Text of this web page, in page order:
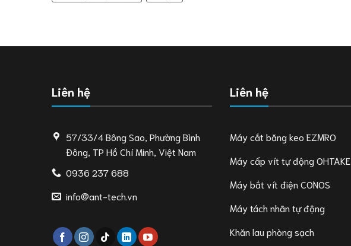
Liên hệ
57/33/4 Bông Sao, Phường Bình
Đông, TP Hồ Chí Minh, Việt Nam
0936 237 688
info@ant-tech.vn
Liên hệ
Máy cắt băng keo EZMRO
Máy cấp vít tự động OHTAKE
Máy bắt vít điện CONOS
Máy tách nhãn tự động
Khăn lau phòng sạch